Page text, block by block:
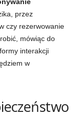
przez
czy rezerwowanie
mówiąc do
interakcji
w